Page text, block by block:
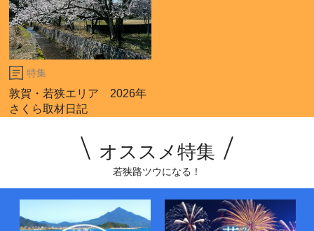
特集
敦賀・若狭エリア 2026年
さくら取材日記
オススメ特集
若狭路ツウになる！